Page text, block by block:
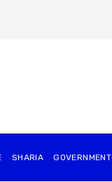
SHARIA GOVERNMENT